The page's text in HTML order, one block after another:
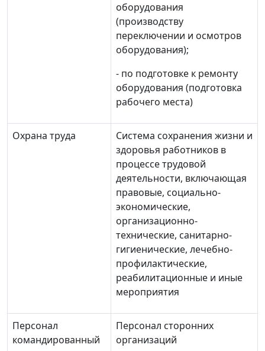
оборудования
(производству
переключении и осмотров
оборудования);
- по подготовке к ремонту
оборудования (подготовка
рабочего места)
Охрана труда
Система сохранения жизни и
здоровья работников в
процессе трудовой
деятельности, включающая
правовые, социально-
экономические,
организационно-
технические, санитарно-
гигиенические, лечебно-
профилактические,
реабилитационные и иные
мероприятия
Персонал
командированный
Персонал сторонних
организаций